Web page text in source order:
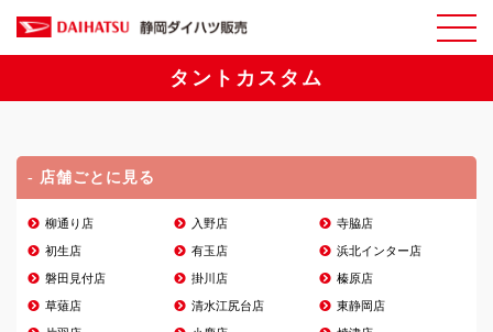
タントカスタム
- 店舗ごとに見る
柳通り店 入野店 寺脇店
初生店 有玉店 浜北インター店
磐田見付店 掛川店 榛原店
草薙店 清水江尻台店 東静岡店